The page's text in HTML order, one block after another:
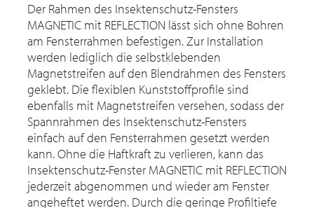
Der Rahmen des Insektenschutz-Fensters
MAGNETIC mit REFLECTION lässt sich ohne Bohren
am Fensterrahmen befestigen. Zur Installation
werden lediglich die selbstklebenden
Magnetstreifen auf den Blendrahmen des Fensters
geklebt. Die flexiblen Kunststoffprofile sind
ebenfalls mit Magnetstreifen versehen, sodass der
Spannrahmen des Insektenschutz-Fensters
einfach auf den Fensterrahmen gesetzt werden
kann. Ohne die Haftkraft zu verlieren, kann das
Insektenschutz-Fenster MAGNETIC mit REFLECTION
jederzeit abgenommen und wieder am Fenster
angeheftet werden. Durch die geringe Profiltiefe